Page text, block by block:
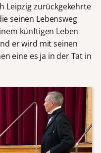
Leipzig zurückgekehrte
seinen Lebensweg
künftigen Leben
er wird mit seinen
eine es ja in der Tat in